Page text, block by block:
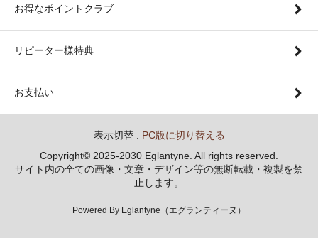
お得なポイントクラブ
リピーター様特典
お支払い
表示切替 : PC版に切り替える
Copyright© 2025-2030 Eglantyne. All rights reserved.
サイト内の全ての画像・文章・デザイン等の無断転載・複製を禁
止します。
Powered By Eglantyne（エグランティーヌ）